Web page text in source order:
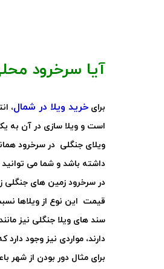
آیا سرخرود
برای خرید ویلا در شمال،
است و ویلا سازی در آن به
ویلای جنگلی در سرخرود
داشته باشد و شما می
در سرخرود زمین های جنگلی
قیمت این نوع از ویلاها
سند های ویلا جنگلی نیز
دارند، مواردی نیز وجود
برای مثال دور بودن از